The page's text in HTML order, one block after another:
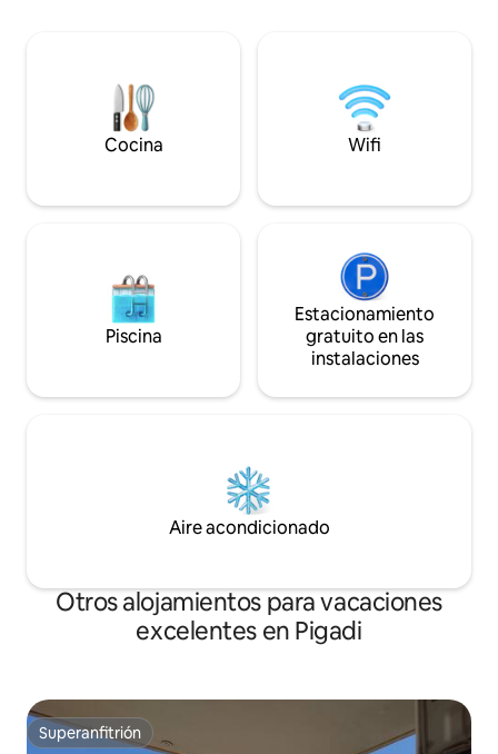
amueblada y equipada de forma
profesional y hermosa. A solo 3 minutos
a pie de la increíble playa Agii Saranta.
resto de la casa
alquilar.
Cocina Wifi
Piscina
Estacionamiento
gratuito en las
instalaciones
Aire acondicionado
Otros alojamientos para vacaciones
excelentes en Pigadi
Superanfitrión
Superanfitrión